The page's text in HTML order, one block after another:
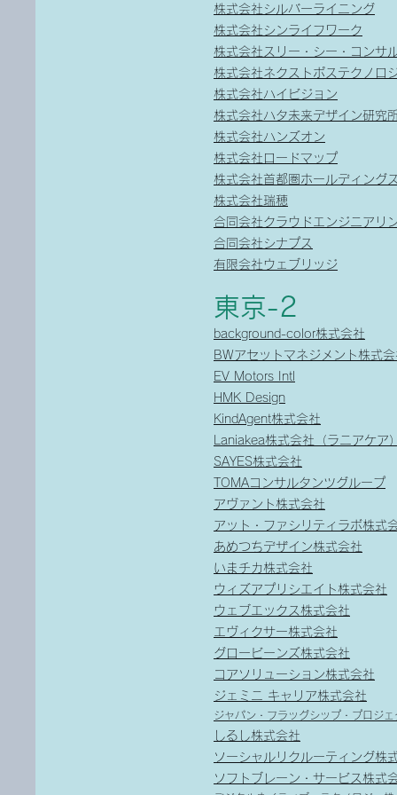
株式会社シルバーライニング
株式会社シンライフワーク
株式会社スリー・シー・コンサ
株式会社ネクストポステクノロ
株式会社ハイビジョン
株式会社ハタ未来デザイン研究
株式会社ハンズオン
株式会社ロードマップ
株式会社首都圏ホールディングス
株式会社瑞穂
合同会社クラウドエンジニアリ
合同会社シナプス
有限会社ウェブリッジ
東京-2
background-color株式会社
BWアセットマネジメント株式会
EV Motors Intl
HMK Design
KindAgent株式会社
Laniakea株式会社（ラニアケア）
SAYES株式会社
TOMAコンサルタンツグループ
アヴァント株式会社
アット・ファシリティラボ株式
あめつちデザイン株式会社
いまチカ株式会社
ウィズアプリシエイト株式会社
ウェブエックス株式会社
エヴィクサー株式会社
グロービーンズ株式会社
コアソリューション株式会社
ジェミニ キャリア株式会社
ジャパン・フラッグシップ・プロジェ
しるし株式会社
ソーシャルリクルーティング株
ソフトブレーン・サービス株式